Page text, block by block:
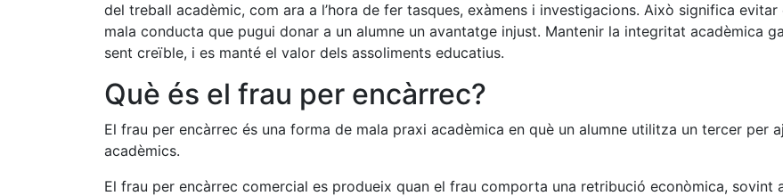
del treball acadèmic, com ara a l’hora de fer tasques, exàmens i investigacions. Això significa
mala conducta que pugui donar a un alumne un avantatge injust. Mantenir la integritat acadèmica
sent creïble, i es manté el valor dels assoliments educatius.
Què és el frau per encàrrec?
El frau per encàrrec és una forma de mala praxi acadèmica en què un alumne utilitza un tercer
acadèmics.
El frau per encàrrec comercial es produeix quan el frau comporta una retribució econòmica, sovint